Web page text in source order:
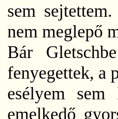
sem
nem meglepő
Bár
fenyegettek, a
esélyem
emelkedő